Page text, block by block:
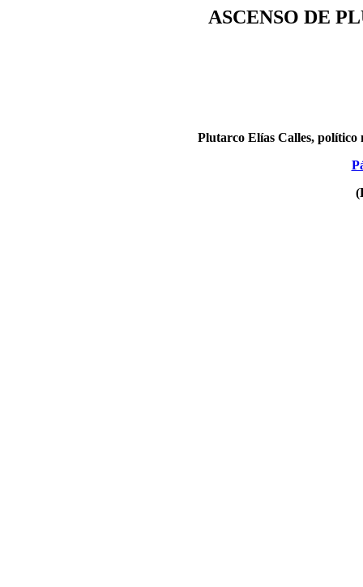
ASCENSO DE
Plutarco Elías Calles, político